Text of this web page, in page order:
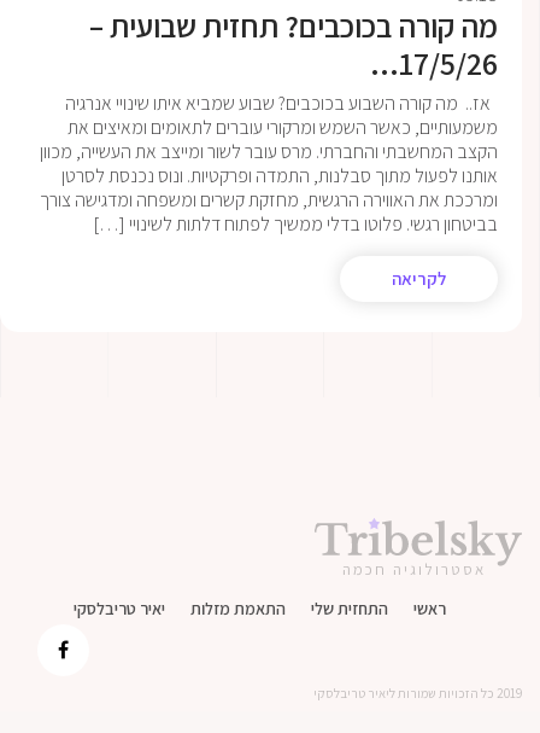
מה קורה בכוכבים? תחזית שבועית –
17/5/26...
אז.. מה קורה השבוע בכוכבים? שבוע שמביא איתו שינויי אנרגיה
משמעותיים, כאשר השמש ומרקורי עוברים לתאומים ומאיצים את
הקצב המחשבתי והחברתי. מרס עובר לשור ומייצב את העשייה, מכוון
אותנו לפעול מתוך סבלנות, התמדה ופרקטיות. ונוס נכנסת לסרטן
ומרככת את האווירה הרגשית, מחזקת קשרים ומשפחה ומדגישה צורך
בביטחון רגשי. פלוטו בדלי ממשיך לפתוח דלתות לשינויי […]
לקריאה
אסטרולוגיה חכמה
ראשי התחזית שלי התאמת מזלות יאיר טריבלסקי
2019 כל הזכויות שמורות ליאיר טריבלסקי